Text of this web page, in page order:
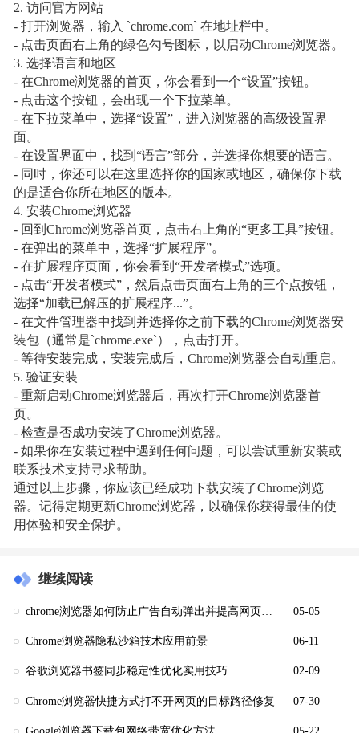
2. 访问官方网站
- 打开浏览器，输入 `chrome.com` 在地址栏中。
- 点击页面右上角的绿色勾号图标，以启动Chrome浏览器。
3. 选择语言和地区
- 在Chrome浏览器的首页，你会看到一个“设置”按钮。
- 点击这个按钮，会出现一个下拉菜单。
- 在下拉菜单中，选择“设置”，进入浏览器的高级设置界
面。
- 在设置界面中，找到“语言”部分，并选择你想要的语言。
- 同时，你还可以在这里选择你的国家或地区，确保你下载
的是适合你所在地区的版本。
4. 安装Chrome浏览器
- 回到Chrome浏览器首页，点击右上角的“更多工具”按钮。
- 在弹出的菜单中，选择“扩展程序”。
- 在扩展程序页面，你会看到“开发者模式”选项。
- 点击“开发者模式”，然后点击页面右上角的三个点按钮，
选择“加载已解压的扩展程序...”。
- 在文件管理器中找到并选择你之前下载的Chrome浏览器安
装包（通常是`chrome.exe`），点击打开。
- 等待安装完成，安装完成后，Chrome浏览器会自动重启。
5. 验证安装
- 重新启动Chrome浏览器后，再次打开Chrome浏览器首
页。
- 检查是否成功安装了Chrome浏览器。
- 如果你在安装过程中遇到任何问题，可以尝试重新安装或
联系技术支持寻求帮助。
通过以上步骤，你应该已经成功下载安装了Chrome浏览
器。记得定期更新Chrome浏览器，以确保你获得最佳的使
用体验和安全保护。
继续阅读
05-05
Chrome浏览器隐私沙箱技术应用前景 06-11
谷歌浏览器书签同步稳定性优化实用技巧 02-09
Chrome浏览器快捷方式打不开网页的目标路径修复 07-30